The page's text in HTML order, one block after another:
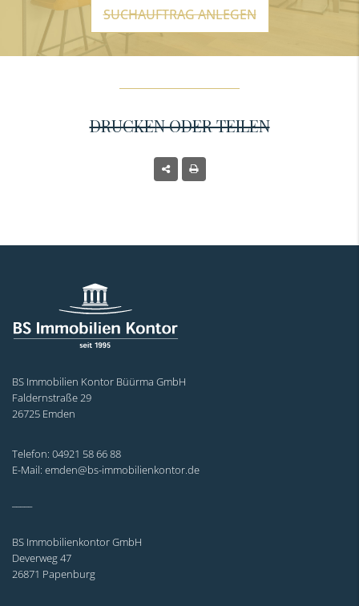
SUCHAUFTRAG ANLEGEN
DRUCKEN ODER TEILEN
BS Immobilien Kontor Büürma GmbH
Faldernstraße 29
26725 Emden
Telefon: 04921 58 66 88
E-Mail: emden@bs-immobilienkontor.de
BS Immobilienkontor GmbH
Deverweg 47
26871 Papenburg